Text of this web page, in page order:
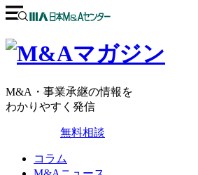
M&A・事業承継の情報を
わかりやすく発信
無料相談
コラム